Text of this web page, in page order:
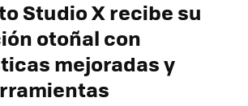
Studio X recibe su
otoñal con
mejoradas y